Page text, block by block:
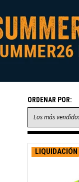
ORDENAR POR:
LIQUIDACIÓN